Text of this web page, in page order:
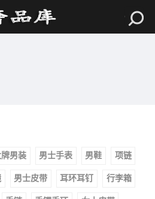
牌男装 男士手表 男鞋 项链
男士皮带 耳环耳钉 行李箱